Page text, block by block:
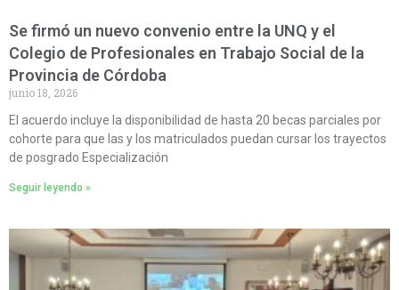
Se firmó un nuevo convenio entre la UNQ y el
Colegio de Profesionales en Trabajo Social de la
Provincia de Córdoba
junio 18, 2026
El acuerdo incluye la disponibilidad de hasta 20 becas parciales por
cohorte para que las y los matriculados puedan cursar los trayectos
de posgrado Especialización
Seguir leyendo »